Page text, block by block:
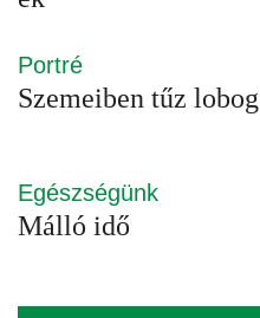
Portré
Szemeiben tűz lobog
Egészségünk
Málló idő